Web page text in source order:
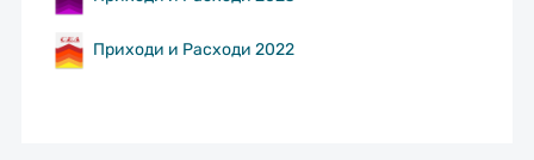
Приходи и Расходи 2022